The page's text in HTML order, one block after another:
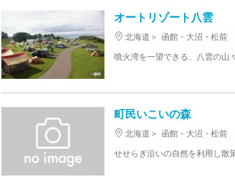
オートリゾート八雲
北海道 函館・大沼・松前
町民いこいの森
北海道 函館・大沼・松前